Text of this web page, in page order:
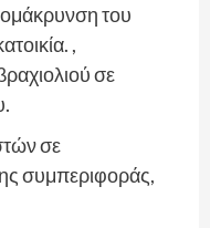
του
,
σε
σε
συμπεριφοράς,